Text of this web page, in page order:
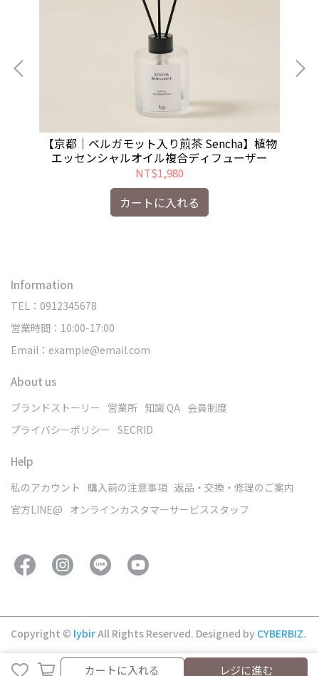
カートに入れる レジに進む
【京都｜ベルガモット入り煎茶 Sencha】植物
エッセンシャルオイル複合ディフューザー
NT$1,980
カートに入れる
Information
TEL：0912345678
営業時間：10:00-17:00
Email：example@email.com
About us
ブランドストーリー 営業所 知識 QA 会員制度
プライバシーポリシー SECRID
Help
私のアカウント 購入前の注意事項 返品・交換・修理のご案内
官方LINE@ オンラインカスタマーサービススタッフ
Copyright © lybirAll Rights Reserved. Designed by CYBERBIZ.